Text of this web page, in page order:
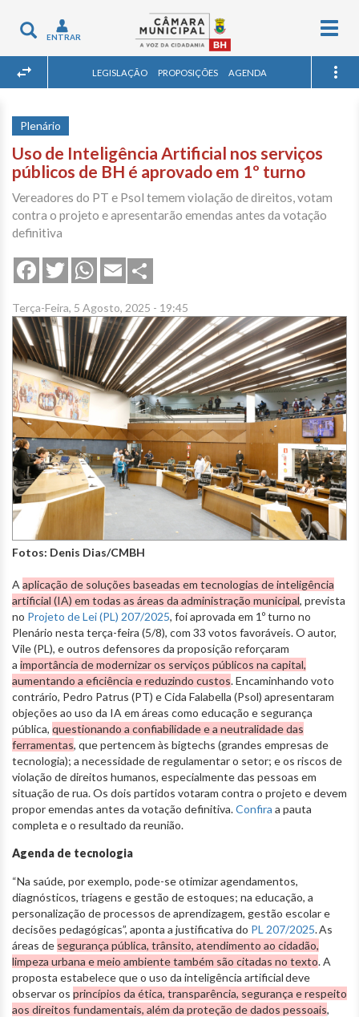
Toggle
navigation
ENTRAR
LEGISLAÇÃO PROPOSIÇÕES AGENDA
Plenário
Uso de Inteligência Artificial nos serviços
públicos de BH é aprovado em 1º turno
Vereadores do PT e Psol temem violação de direitos, votam
contra o projeto e apresentarão emendas antes da votação
definitiva
FacebookTwitterWhatsApp
Email
Terça-Feira, 5 Agosto, 2025 - 19:45
Fotos: Denis Dias/CMBH
A aplicação de soluções baseadas em tecnologias de inteligência
artificial (IA) em todas as áreas da administração municipal, prevista
no Projeto de Lei (PL) 207/2025, foi aprovada em 1º turno no
Plenário nesta terça-feira (5/8), com 33 votos favoráveis. O autor,
Vile (PL), e outros defensores da proposição reforçaram
a importância de modernizar os serviços públicos na capital,
aumentando a eficiência e reduzindo custos. Encaminhando voto
contrário, Pedro Patrus (PT) e Cida Falabella (Psol) apresentaram
objeções ao uso da IA em áreas como educação e segurança
pública, questionando a confiabilidade e a neutralidade das
ferramentas, que pertencem às bigtechs (grandes empresas de
tecnologia); a necessidade de regulamentar o setor; e os riscos de
violação de direitos humanos, especialmente das pessoas em
situação de rua. Os dois partidos votaram contra o projeto e devem
propor emendas antes da votação definitiva.Confira a pauta
completa e o resultado da reunião.
Agenda de tecnologia
“Na saúde, por exemplo, pode-se otimizar agendamentos,
diagnósticos, triagens e gestão de estoques; na educação, a
personalização de processos de aprendizagem, gestão escolar e
decisões pedagógicas”, aponta a justificativa do PL 207/2025. As
áreas de segurança pública, trânsito, atendimento ao cidadão,
limpeza urbana e meio ambiente também são citadas no texto. A
proposta estabelece que o uso da inteligência artificial deve
observar os princípios da ética, transparência, segurança e respeito
aos direitos fundamentais, além da proteção de dados pessoais,